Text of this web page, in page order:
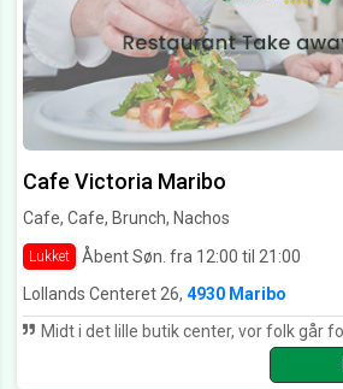
Cafe Victoria Maribo
Cafe, Cafe, Brunch, Nachos
Lukket Åbent Søn. fra 12:00 til 21:00
Lollands Centeret 26, 4930 Maribo
Midt i det lille butik center, vor folk går forbi ligger denne cafe som saver de mest spændene mader ratter hvor man nok må sige at kokken har tænk over det at lave en ren smagsoplevelse. serveringen var hurtigt, og høflig. Med en spændene